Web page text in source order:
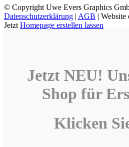
© Copyright Uwe Evers Graphics
Datenschutzerklärung | AGB |
Jetzt Homepage erstellen lassen
Jetzt NEU!
Shop für
Klicken